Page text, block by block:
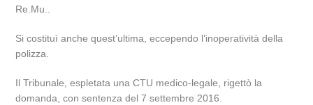
Re.Mu..
Si costituì anche quest’ultima, eccependo l’inoperatività della
polizza.
Il Tribunale, espletata una CTU medico-legale, rigettò la
domanda, con sentenza del 7 settembre 2016.